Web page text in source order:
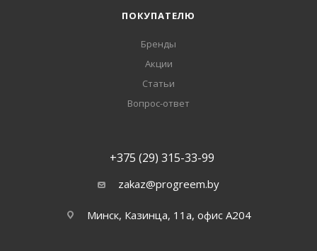
ПОКУПАТЕЛЮ
Бренды
Акции
Статьи
Вопрос-ответ
+375 (29) 315-33-99
zakaz@progreem.by
Минск, Казинца, 11а, офис А204